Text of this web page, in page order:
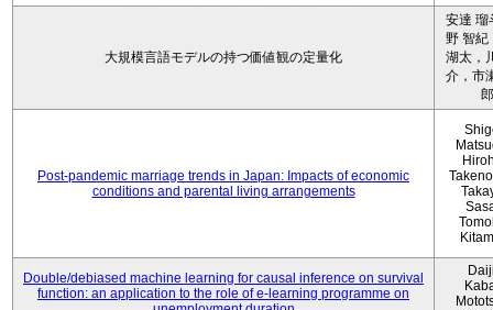
大規模言語モデルの持つ価値観の定量化
安達 瑠
野 智紀
湖太，
介，市
郎
Post-pandemic marriage trends in Japan: Impacts of economic
conditions and parental living arrangements
Double/debiased machine learning for causal inference on survival
function: an application to the role of e-learning programme on